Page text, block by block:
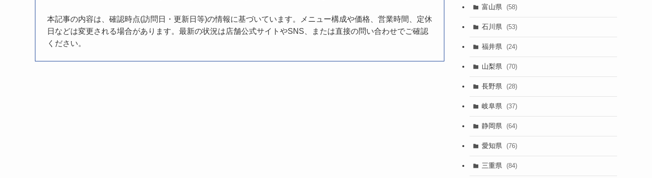
本記事の内容は、確認時点(訪問日・更新日等)の情報に基づいています。メニュー構成や価格、営業時間、定休
日などは変更される場合があります。最新の状況は店舗公式サイトやSNS、または直接の問い合わせでご確認
ください。
富山県 (58)
石川県 (53)
福井県 (24)
山梨県 (70)
長野県 (28)
岐阜県 (37)
静岡県 (64)
愛知県 (76)
三重県 (84)